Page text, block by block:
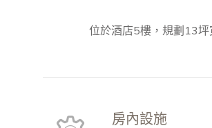
位於酒店5樓，規劃13坪
房內設施